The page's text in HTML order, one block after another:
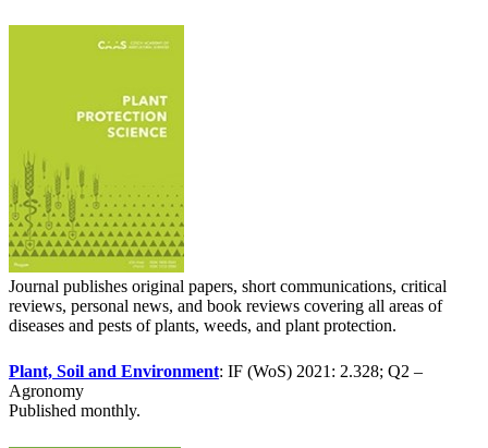
Journal publishes original papers, short communications, critical
reviews, personal news, and book reviews covering all areas of
diseases and pests of plants, weeds, and plant protection.
Plant, Soil and Environment: IF (WoS) 2021: 2.328; Q2 –
Agronomy
Published monthly.